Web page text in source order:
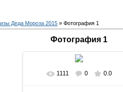
Деда Мороза 2015 » Фотография 1
Фотография 1
В реальном размере
1111 0 0.0